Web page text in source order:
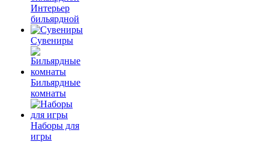
Интерьер
бильярдной
Сувениры
Бильярдные
комнаты
Наборы для
игры